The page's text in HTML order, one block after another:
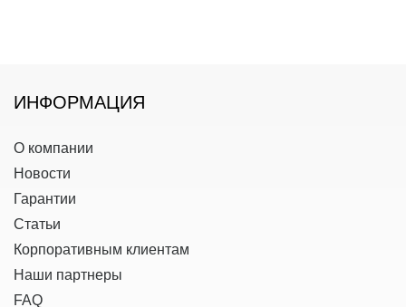
ИНФОРМАЦИЯ
О компании
Новости
Гарантии
Статьи
Корпоративным клиентам
Наши партнеры
FAQ